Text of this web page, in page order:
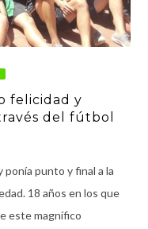
felicidad y
del fútbol
ponía punto y final a la
18 años en los que
este magnífico